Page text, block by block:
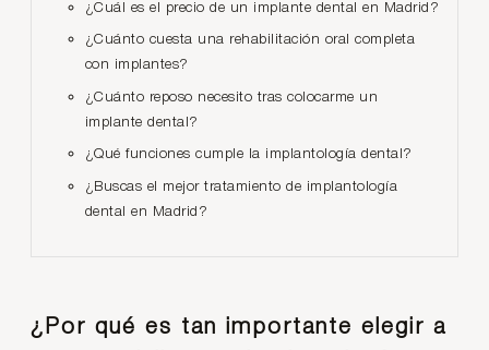
¿Cuál es el precio de un implante dental en Madrid?
¿Cuánto cuesta una rehabilitación oral completa
con implantes?
¿Cuánto reposo necesito tras colocarme un
implante dental?
¿Qué funciones cumple la implantología dental?
¿Buscas el mejor tratamiento de implantología
dental en Madrid?
¿Por qué es tan importante elegir a